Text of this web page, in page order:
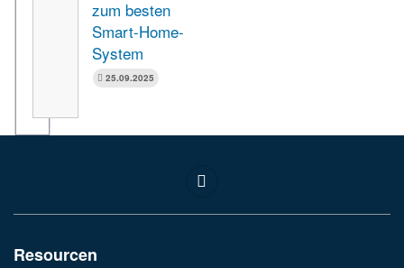
zum besten
Smart-Home-
System
25.09.2025
Resourcen